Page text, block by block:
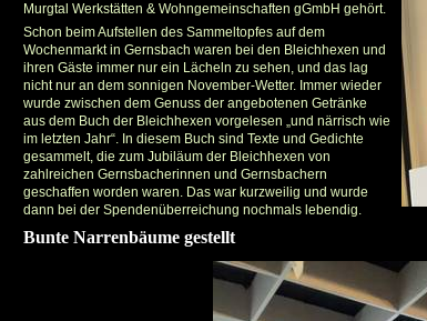
Murgtal Werkstätten & Wohngemeinschaften gGmbH gehört.
Schon beim Aufstellen des Sammeltopfes auf dem
Wochenmarkt in Gernsbach waren bei den Bleichhexen und
ihren Gäste immer nur ein Lächeln zu sehen, und das lag
nicht nur an dem sonnigen November-Wetter. Immer wieder
wurde zwischen dem Genuss der angebotenen Getränke
aus dem Buch der Bleichhexen vorgelesen „und närrisch wie
im letzten Jahr“. In diesem Buch sind Texte und Gedichte
gesammelt, die zum Jubiläum der Bleichhexen von
zahlreichen Gernsbacherinnen und Gernsbachern
geschaffen worden waren. Das war kurzweilig und wurde
dann bei der Spendenüberreichung nochmals lebendig.
Bunte Narrenbäume gestellt